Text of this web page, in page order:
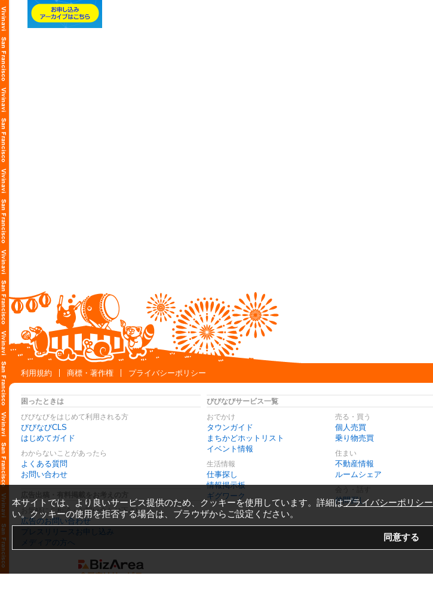
利用規約
商標・著作権 プライバシーポリシー
困ったときは
びびなびをはじめて利用される方
びびなびCLS
はじめてガイド
わからないことがあったら
よくある質問
お問い合わせ
お気軽にご相談・お問い合わせ下さい
広告のお問い合わせ
プレスリリースお申し込み
メディアの方へ
びびなびサービス一覧
おでかけ
タウンガイド
まちかどホットリスト
イベント情報
生活情報
仕事探し
情報掲示板
ギグワーク
売る・買う
個人売買
乗り物売買
住まい
不動産情報
ルームシェア
仲間探し
本サイトでは、より良いサービス提供のため、クッキーを使用しています。詳細はプライバシーポリシー
い。クッキーの使用を拒否する場合は、ブラウザからご設定ください。